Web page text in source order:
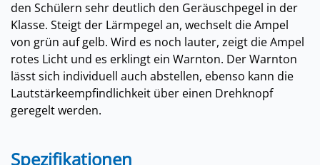
den Schülern sehr deutlich den Geräuschpegel in der
Klasse. Steigt der Lärmpegel an, wechselt die Ampel
von grün auf gelb. Wird es noch lauter, zeigt die Ampel
rotes Licht und es erklingt ein Warnton. Der Warnton
lässt sich individuell auch abstellen, ebenso kann die
Lautstärkeempfindlichkeit über einen Drehknopf
geregelt werden.
Spezifikationen